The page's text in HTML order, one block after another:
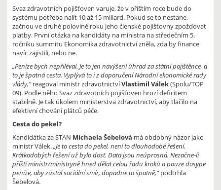
Svaz zdravotních pojišťoven varuje, že v příštím roce bude do
systému potřeba nalít 10 až 15 miliard. Pokud se to nestane,
začnou ve druhé polovině roku jeho členské pojišťovny zpožďovat
platby. První otázka na kandidáty na ministra na středečním 5.
ročníku summitu Ekonomika zdravotnictví zněla, zda by finance
navíc zajistili, nebo ne.
„Peníze bych nepřiléval. Je to jen navýšení úhrad za státní pojištěnce, a
to je špatná cesta. Vyplývá to i z doporučení Národní ekonomické rady
vlády,“reagoval ministr zdravotnictvíVlastimil Válek(Spolu/TOP
09). Podle něho Svaz zdravotních pojišťoven hrozí deficitem
stabilně. Je tak úkolem ministerstva zdravotnictví, aby tlačilo na
efektivní chování plátců péče.
Cesta do pekel?
Kandidátka za STAN Michaela Šebelová má obdobný názor jako
ministr Válek.„Je to cesta do pekel, není to dlouhodobé řešení.
Krátkodobých řešení už bylo dost. Data jsou neúprosná. Nezačne-li
příští ministr/ministryně hned dělat celou řadu kroků a pouze dosype
peníze, aby zůstal sociální smír, dopadne to špatně,“podtrhla
Šebelová.